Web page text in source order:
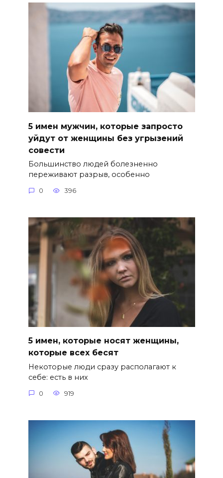
5 имен мужчин, которые запросто
уйдут от женщины без угрызений
совести
Большинство людей болезненно
переживают разрыв, особенно
0 396
5 имен, которые носят женщины,
которые всех бесят
Некоторые люди сразу располагают к
себе: есть в них
0 919